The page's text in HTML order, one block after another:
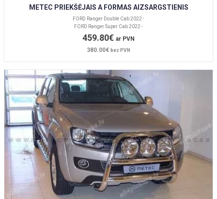
METEC PRIEKŠĒJAIS A FORMAS AIZSARGSTIENIS
FORD Ranger Double Cab 2022 -
FORD Ranger Super Cab 2022 -
459.80€ ar PVN
380.00€ bez PVN